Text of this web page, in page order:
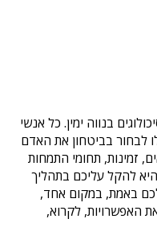
בנווה ימין. כל אנשי
לבחור בביטחון את האדם
זמינות, תחומי התמחות
להקל עליכם בתהליך
באמת, במקום אחד,
האפשרויות, לקרוא,